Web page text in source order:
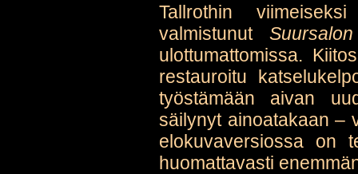
Tallrothin
valmistunut
ulottumattomissa.
restauroitu
työstämään aivan
säilynyt ainoatakaan –
elokuvaversiossa on
huomattavasti